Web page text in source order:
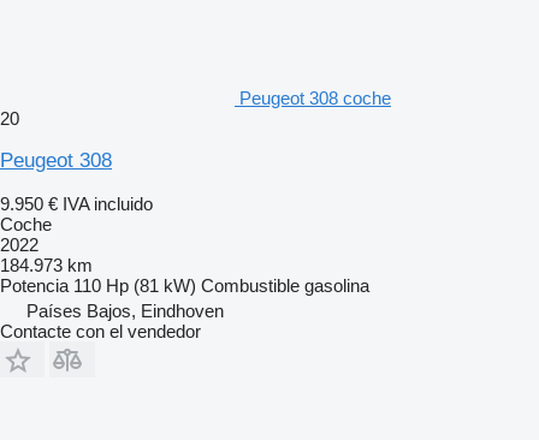
Peugeot 308 coche
20
Peugeot 308
9.950 € IVA incluido
Coche
2022
184.973 km
Potencia 110 Hp (81 kW) Combustible gasolina
Países Bajos, Eindhoven
Contacte con el vendedor